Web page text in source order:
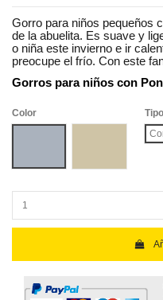
Gorro para niños pequeños
de la abuelita. Es suave y
o niña este invierno e ir
preocupe el frío. Con este
Gorros para niños con
Color